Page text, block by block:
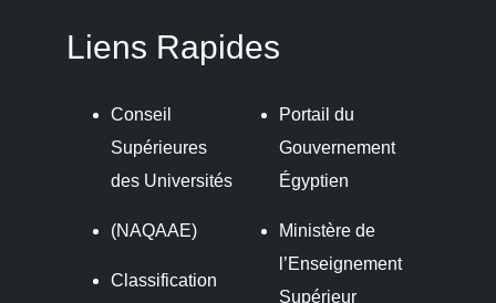
Liens Rapides
Conseil
Supérieures
des Universités
(NAQAAE)
Classification
Portail du
Gouvernement
Égyptien
Ministère de
l’Enseignement
Supérieur